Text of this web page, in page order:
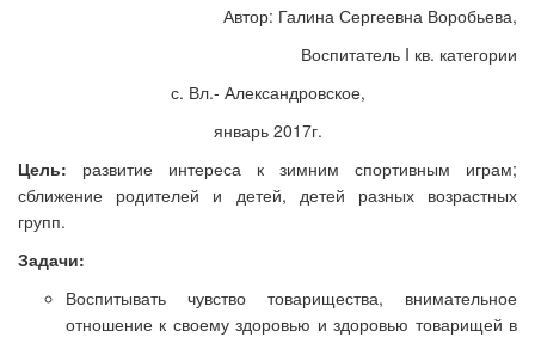
Автор: Галина Сергеевна Воробьева,
Воспитатель I кв. категории
с. Вл.- Александровское,
январь 2017г.
Цель: развитие интереса к зимним спортивным играм;
сближение родителей и детей, детей разных возрастных
групп.
Задачи:
Воспитывать чувство товарищества, внимательное
отношение к своему здоровью и здоровью товарищей в